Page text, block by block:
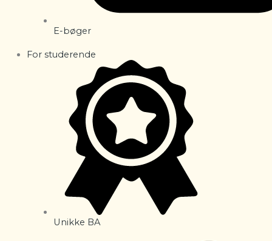
E-bøger
For studerende
Unikke BA